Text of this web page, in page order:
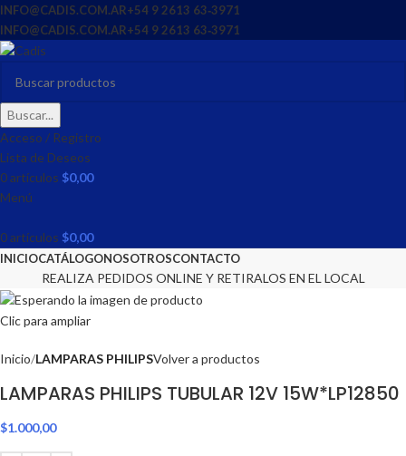
INFO@CADIS.COM.AR‪+54 9 2613 63‑3971‬
INFO@CADIS.COM.AR‪+54 9 2613 63‑3971‬
Buscar...
Acceso / Registro
Lista de Deseos
0artículos $0,00
Menú
0artículos $0,00
INICIOCATÁLOGONOSOTROSCONTACTO
REALIZA PEDIDOS ONLINE Y RETIRALOS EN EL LOCAL
Clic para ampliar
Inicio LAMPARAS PHILIPSVolver a productos
LAMPARAS PHILIPS TUBULAR 12V 15W*LP12850
$1.000,00